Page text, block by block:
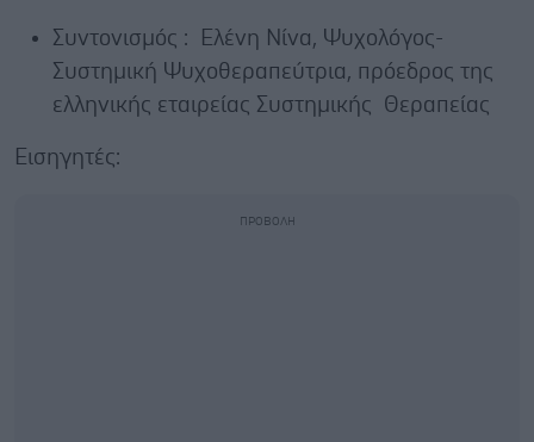
Συντονισμός : Ελένη Νίνα, Ψυχολόγος-
Συστημική Ψυχοθεραπεύτρια, πρόεδρος της
ελληνικής εταιρείας Συστημικής Θεραπείας
Εισηγητές: